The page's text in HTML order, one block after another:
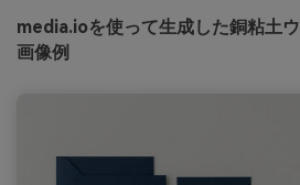
media.ioを使って生成した銅粘土
画像例